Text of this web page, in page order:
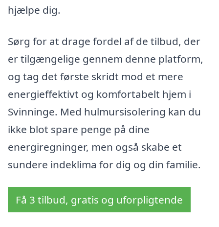
hjælpe dig.
Sørg for at drage fordel af de tilbud, der
er tilgængelige gennem denne platform,
og tag det første skridt mod et mere
energieffektivt og komfortabelt hjem i
Svinninge. Med hulmursisolering kan du
ikke blot spare penge på dine
energiregninger, men også skabe et
sundere indeklima for dig og din familie.
Få 3 tilbud, gratis og uforpligtende